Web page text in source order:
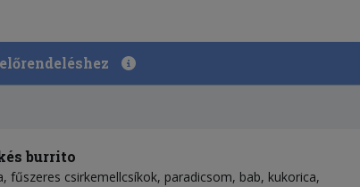
burrito
fűszeres csirkemellcsíkok paradicsom bab kukorica